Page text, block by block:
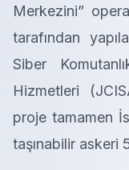
Merkezini”
tarafından
Siber
Hizmetleri
proje tamamen
taşınabilir askeri